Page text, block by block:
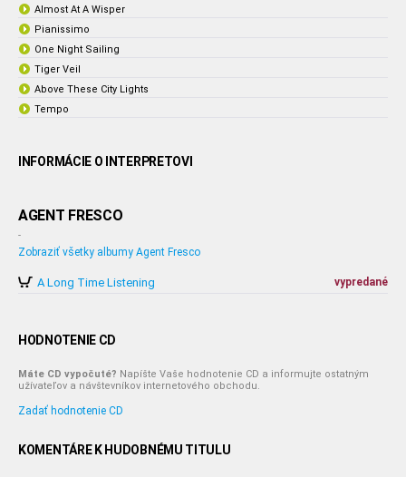
Almost At A Wisper
Pianissimo
One Night Sailing
Tiger Veil
Above These City Lights
Tempo
INFORMÁCIE O INTERPRETOVI
AGENT FRESCO
-
Zobraziť všetky albumy Agent Fresco
A Long Time Listening vypredané
HODNOTENIE CD
Máte CD vypočuté? Napíšte Vaše hodnotenie CD a informujte ostatným
užívateľov a návštevníkov internetového obchodu.
Zadať hodnotenie CD
KOMENTÁRE K HUDOBNÉMU TITULU